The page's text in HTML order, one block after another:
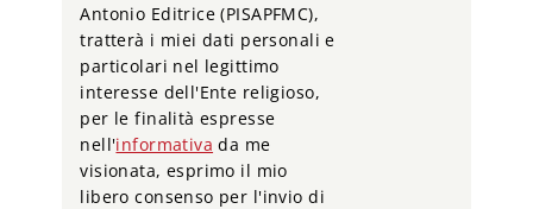
Antonio Editrice (PISAPFMC),
tratterà i miei dati personali e
particolari nel legittimo
interesse dell'Ente religioso,
per le finalità espresse
nell'informativa da me
visionata, esprimo il mio
libero consenso per l'invio di